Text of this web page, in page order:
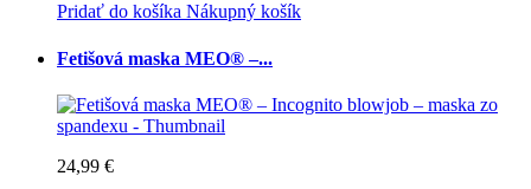
Pridať do košíka Nákupný košík
Fetišová maska MEO® –...
24,99 €